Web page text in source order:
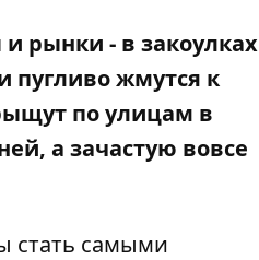
рынки - в закоулках
пугливо жмутся к
по улицам в
а зачастую вовсе
стать самыми